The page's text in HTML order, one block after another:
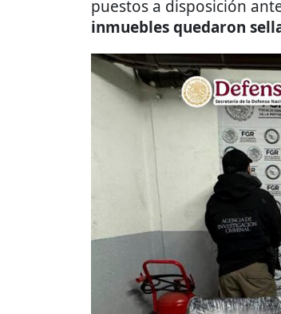
puestos a disposición
inmuebles quedaron